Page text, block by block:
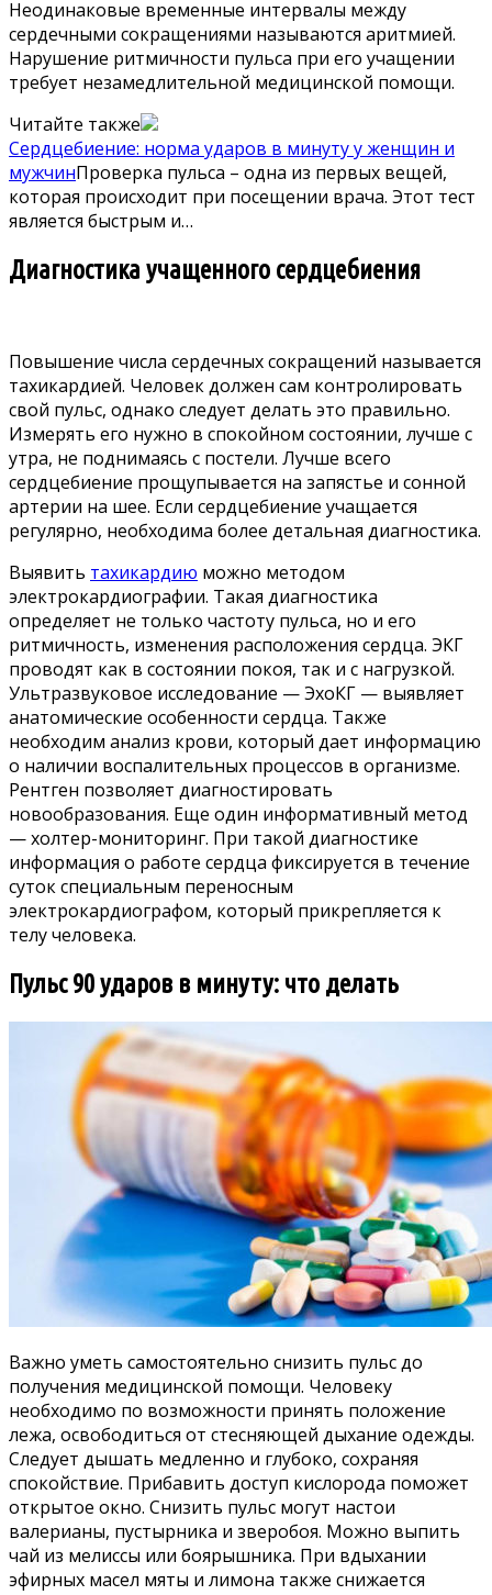
Неодинаковые временные интервалы между
сердечными сокращениями называются аритмией.
Нарушение ритмичности пульса при его учащении
требует незамедлительной медицинской помощи.
Читайте также
Сердцебиение: норма ударов в минуту у женщин и
мужчинПроверка пульса – одна из первых вещей,
которая происходит при посещении врача. Этот тест
является быстрым и…
Диагностика учащенного сердцебиения
Повышение числа сердечных сокращений называется
тахикардией. Человек должен сам контролировать
свой пульс, однако следует делать это правильно.
Измерять его нужно в спокойном состоянии, лучше с
утра, не поднимаясь с постели. Лучше всего
сердцебиение прощупывается на запястье и сонной
артерии на шее. Если сердцебиение учащается
регулярно, необходима более детальная диагностика.
Выявить тахикардию можно методом
электрокардиографии. Такая диагностика
определяет не только частоту пульса, но и его
ритмичность, изменения расположения сердца. ЭКГ
проводят как в состоянии покоя, так и с нагрузкой.
Ультразвуковое исследование — ЭхоКГ — выявляет
анатомические особенности сердца. Также
необходим анализ крови, который дает информацию
о наличии воспалительных процессов в организме.
Рентген позволяет диагностировать
новообразования. Еще один информативный метод
— холтер-мониторинг. При такой диагностике
информация о работе сердца фиксируется в течение
суток специальным переносным
электрокардиографом, который прикрепляется к
телу человека.
Пульс 90 ударов в минуту: что делать
Важно уметь самостоятельно снизить пульс до
получения медицинской помощи. Человеку
необходимо по возможности принять положение
лежа, освободиться от стесняющей дыхание одежды.
Следует дышать медленно и глубоко, сохраняя
спокойствие. Прибавить доступ кислорода поможет
открытое окно. Снизить пульс могут настои
валерианы, пустырника и зверобоя. Можно выпить
чай из мелиссы или боярышника. При вдыхании
эфирных масел мяты и лимона также снижается